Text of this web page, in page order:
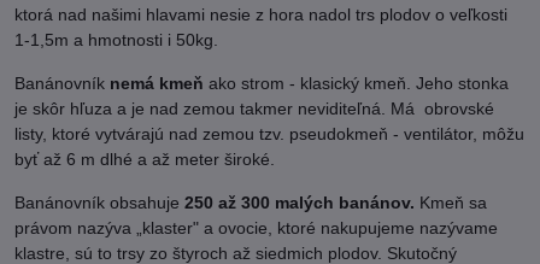
ktorá nad našimi hlavami nesie z hora nadol trs plodov o veľkosti
1-1,5m a hmotnosti i 50kg.
Banánovník nemá kmeň ako strom - klasický kmeň. Jeho stonka
je skôr hľuza a je nad zemou takmer neviditeľná. Má obrovské
listy, ktoré vytvárajú nad zemou tzv. pseudokmeň - ventilátor, môžu
byť až 6 m dlhé a až meter široké.
Banánovník obsahuje 250 až 300 malých banánov. Kmeň sa
právom nazýva „klaster" a ovocie, ktoré nakupujeme nazývame
klastre, sú to trsy zo štyroch až siedmich plodov. Skutočný